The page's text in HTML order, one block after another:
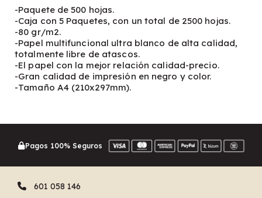
-Paquete de 500 hojas.
-Caja con 5 Paquetes, con un total de 2500 hojas.
-80 gr/m2.
-Papel multifuncional ultra blanco de alta calidad,
totalmente libre de atascos.
-El papel con la mejor relación calidad-precio.
-Gran calidad de impresión en negro y color.
-Tamaño A4 (210x297mm).
Pagos 100% Seguros
601 058 146